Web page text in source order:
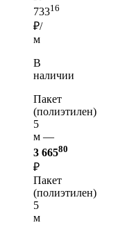
73316
₽/
м
В
наличии
Пакет
(полиэтилен)
5
м —
3 66580
₽
Пакет
(полиэтилен)
5
м